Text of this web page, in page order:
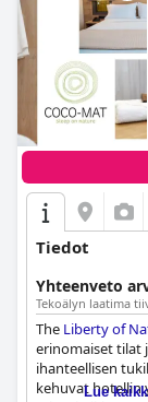
Tiedot
Yhteenveto
Tekoälyn laatima
The Liberty of
erinomaiset tilat
ihanteellisen
kehuvat hotellin
Lue